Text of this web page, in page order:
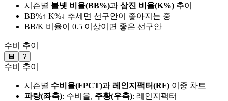
시즌별 볼넷 비율(BB%)과 삼진 비율(K%) 추이
BB%↑ K%↓ 추세면 선구안이 좋아지는 중
BB/K 비율이 0.5 이상이면 좋은 선구안
수비 추이
💾 ?
수비 추이
시즌별 수비율(FPCT)과 레인지팩터(RF) 이중 차트
파랑(좌축): 수비율, 주황(우축): 레인지팩터